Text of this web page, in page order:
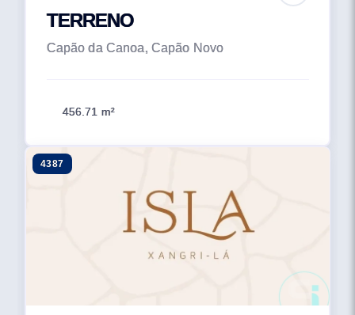
TERRENO
Capão da Canoa, Capão Novo
456.71 m²
4387